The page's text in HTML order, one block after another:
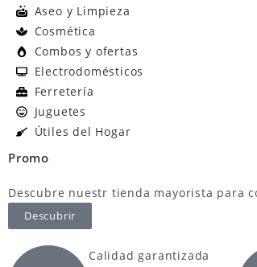
Aseo y Limpieza
Cosmética
Combos y ofertas
Electrodomésticos
Ferretería
Juguetes
Útiles del Hogar
Promo
Descubre nuestr tienda mayorista para
Descubrir
Calidad garantizada